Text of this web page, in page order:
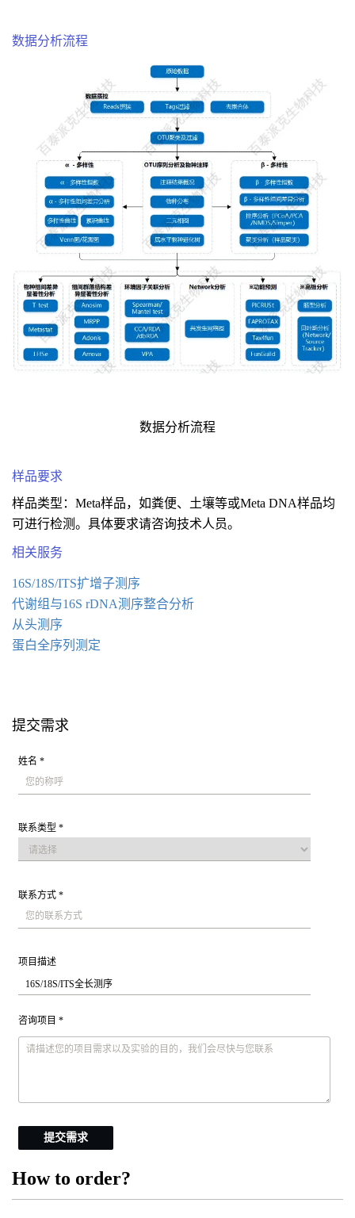
数据分析流程
数据分析流程
样品要求
样品类型：Meta样品，如粪便、土壤等或Meta DNA样品均
可进行检测。具体要求请咨询技术人员。
相关服务
16S/18S/ITS扩增子测序
代谢组与16S rDNA测序整合分析
从头测序
蛋白全序列测定
提交需求
姓名 *
联系类型 *
联系方式 *
项目描述
咨询项目 *
提交需求
How to order?